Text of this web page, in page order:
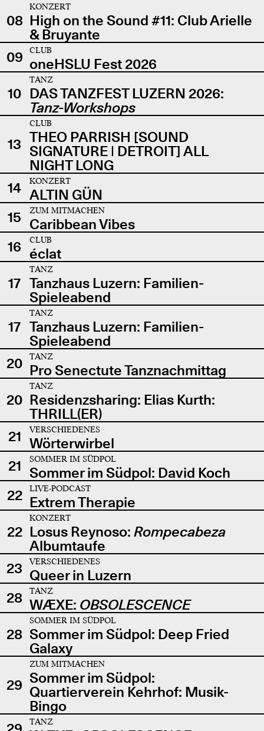
08
KONZERT
High on the Sound #11: Club Arielle
& Bruyante
09
CLUB
oneHSLU Fest 2026
10
TANZ
DAS TANZFEST LUZERN 2026:
Tanz-Workshops
13
CLUB
THEO PARRISH [SOUND
SIGNATURE | DETROIT] ALL
NIGHT LONG
14
KONZERT
ALTIN GÜN
15
ZUM MITMACHEN
Caribbean Vibes
16
CLUB
éclat
17
TANZ
Tanzhaus Luzern: Familien-
Spieleabend
17
TANZ
Tanzhaus Luzern: Familien-
Spieleabend
20
TANZ
Pro Senectute Tanznachmittag
20
TANZ
Residenzsharing: Elias Kurth:
THRILL(ER)
21
VERSCHIEDENES
Wörterwirbel
21
SOMMER IM SÜDPOL
Sommer im Südpol: David Koch
22
LIVE-PODCAST
Extrem Therapie
22
KONZERT
Losus Reynoso: Rompecabeza
Albumtaufe
23
VERSCHIEDENES
Queer in Luzern
28
TANZ
WÆXE: OBSOLESCENCE
28
SOMMER IM SÜDPOL
Sommer im Südpol: Deep Fried
Galaxy
29
ZUM MITMACHEN
Sommer im Südpol:
Quartierverein Kehrhof: Musik-
Bingo
TANZ